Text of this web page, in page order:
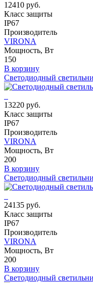
12410 руб.
Класс защиты
IP67
Производитель
VIRONA
Мощность, Вт
150
В корзину
Светодиодный
13220 руб.
Класс защиты
IP67
Производитель
VIRONA
Мощность, Вт
200
В корзину
Светодиодный
24135 руб.
Класс защиты
IP67
Производитель
VIRONA
Мощность, Вт
200
В корзину
Светодиодный